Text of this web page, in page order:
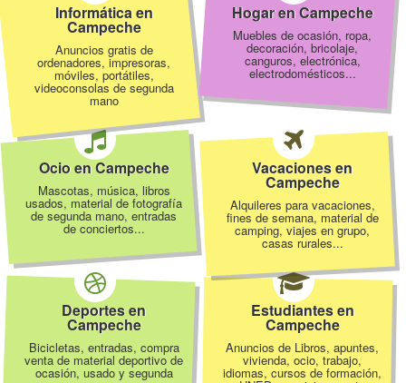
Informática en
Campeche
Anuncios gratis de
ordenadores, impresoras,
móviles, portátiles,
videoconsolas de segunda
mano
Hogar en Campeche
Muebles de ocasión, ropa,
decoración, bricolaje,
canguros, electrónica,
electrodomésticos...
Ocio en Campeche
Mascotas, música, libros
usados, material de fotografía
de segunda mano, entradas
de conciertos...
Vacaciones en
Campeche
Alquileres para vacaciones,
fines de semana, material de
camping, viajes en grupo,
casas rurales...
Deportes en
Campeche
Bicicletas, entradas, compra
venta de material deportivo de
ocasión, usado y segunda
Estudiantes en
Campeche
Anuncios de Libros, apuntes,
vivienda, ocio, trabajo,
idiomas, cursos de formación,